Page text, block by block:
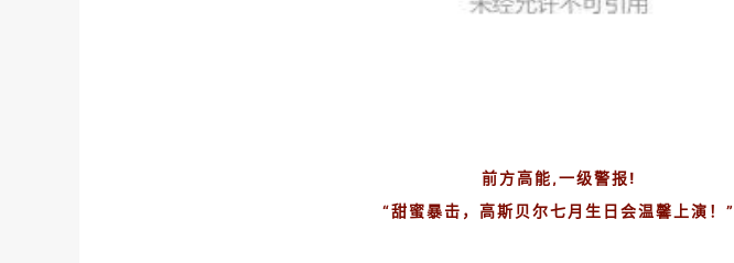
前方高能,一级警报!
“甜蜜暴击，高斯贝尔七月生日会温馨上演！”